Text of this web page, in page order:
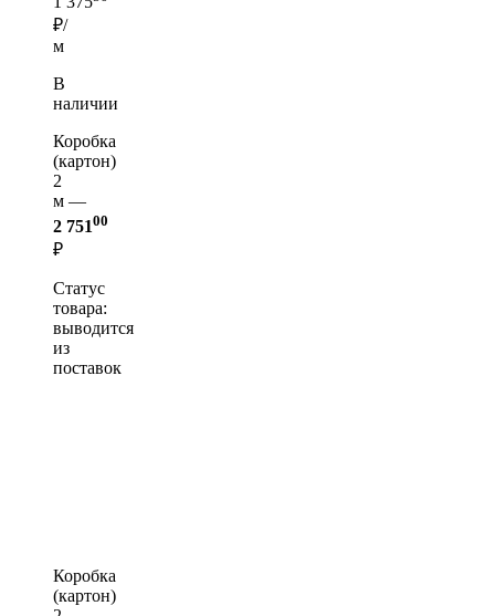
₽/
м
В
наличии
Коробка
(картон)
2
м —
2 75100
₽
Статус
товара:
выводится
из
поставок
Коробка
(картон)